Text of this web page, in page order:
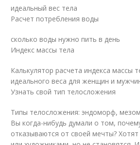
идеальный вес тела
Расчет потребления воды
сколько воды нужно пить в день
Индекс массы тела
Калькулятор расчета индекса массы
идеального веса для женщин и
Узнать свой тип телосложения
Типы телосложения: эндоморф,
Вы когда-нибудь думали о том,
отказываются от своей мечты?